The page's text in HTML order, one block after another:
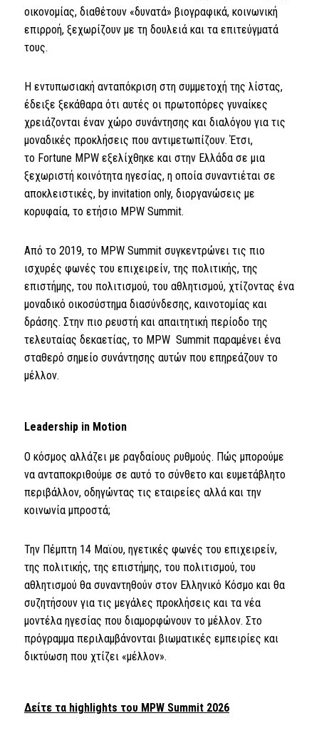
οικονομίας, διαθέτουν «δυνατά» βιογραφικά, κοινωνική
επιρροή, ξεχωρίζουν με τη δουλειά και τα επιτεύγματά
τους.
Η εντυπωσιακή ανταπόκριση στη συμμετοχή της λίστας,
έδειξε ξεκάθαρα ότι αυτές οι πρωτοπόρες γυναίκες
χρειάζονται έναν χώρο συνάντησης και διαλόγου για τις
μοναδικές προκλήσεις που αντιμετωπίζουν. Έτσι,
το Fortune MPW εξελίχθηκε και στην Ελλάδα σε μια
ξεχωριστή κοινότητα ηγεσίας, η οποία συναντιέται σε
αποκλειστικές, by invitation only, διοργανώσεις με
κορυφαία, το ετήσιο MPW Summit.
Από το 2019, το MPW Summit συγκεντρώνει τις πιο
ισχυρές φωνές του επιχειρείν, της πολιτικής, της
επιστήμης, του πολιτισμού, του αθλητισμού, χτίζοντας ένα
μοναδικό οικοσύστημα διασύνδεσης, καινοτομίας και
δράσης. Στην πιο ρευστή και απαιτητική περίοδο της
τελευταίας δεκαετίας, το MPW Summit παραμένει ένα
σταθερό σημείο συνάντησης αυτών που επηρεάζουν το
μέλλον.
Leadership in Motion
Ο κόσμος αλλάζει με ραγδαίους ρυθμούς. Πώς μπορούμε
να ανταποκριθούμε σε αυτό το σύνθετο και ευμετάβλητο
περιβάλλον, οδηγώντας τις εταιρείες αλλά και την
κοινωνία μπροστά;
Την Πέμπτη 14 Μαϊου, ηγετικές φωνές του επιχειρείν,
της πολιτικής, της επιστήμης, του πολιτισμού, του
αθλητισμού θα συναντηθούν στον Ελληνικό Κόσμο και θα
συζητήσουν για τις μεγάλες προκλήσεις και τα νέα
μοντέλα ηγεσίας που διαμορφώνουν το μέλλον. Στο
πρόγραμμα περιλαμβάνονται βιωματικές εμπειρίες και
δικτύωση που χτίζει «μέλλον».
Δείτε τα highlights του MPW Summit 2026